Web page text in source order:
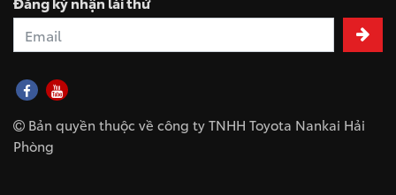
Bản quyền thuộc về công ty TNHH Toyota Nankai Hải
Phòng